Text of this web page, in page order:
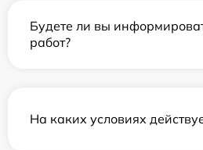
Будете ли вы
работ?
На каких условиях